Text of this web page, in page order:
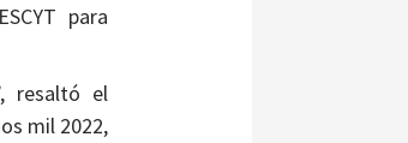
para
resaltó el
mil 2022,